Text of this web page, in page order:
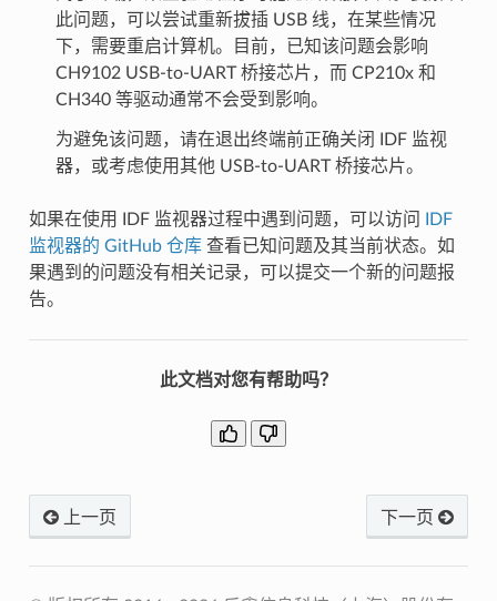
此问题，可以尝试重新拔插 USB 线，在某些情况
下，需要重启计算机。目前，已知该问题会影响
CH9102 USB-to-UART 桥接芯片，而 CP210x 和
CH340 等驱动通常不会受到影响。
为避免该问题，请在退出终端前正确关闭 IDF 监视
器，或考虑使用其他 USB-to-UART 桥接芯片。
如果在使用 IDF 监视器过程中遇到问题，可以访问
IDF
监视器的 GitHub 仓库查看已知问题及其当前状态。如
果遇到的问题没有相关记录，可以提交一个新的问题报
告。
此文档对您有帮助吗？
上一页 下一页